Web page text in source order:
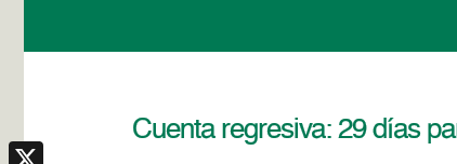
Cuenta regresiva: 29 días